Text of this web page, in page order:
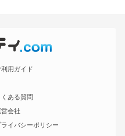
利用ガイド
くある質問
営会社
ライバシーポリシー